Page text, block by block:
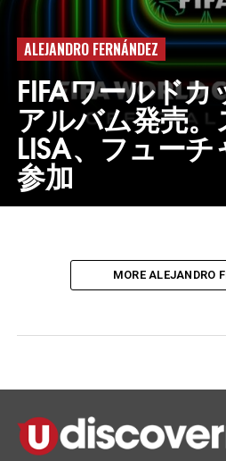
ALEJANDRO FERNÁNDEZ
FIFAワールド
アルバム発売
LISA、フュー
参加
MORE ALEJANDRO